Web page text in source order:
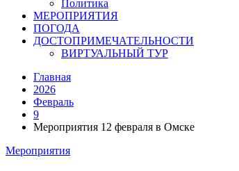
Политика
МЕРОПРИЯТИЯ
ПОГОДА
ДОСТОПРИМЕЧАТЕЛЬНОСТИ
ВИРТУАЛЬНЫЙ ТУР
Главная
2026
Февраль
9
Мероприятия 12 февраля в Омске
Мероприятия